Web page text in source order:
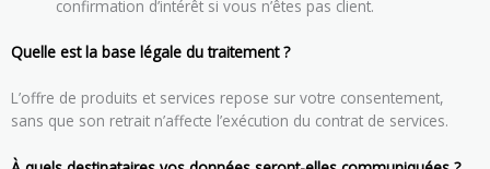
confirmation d’intérêt si vous n’êtes pas client.
Quelle est la base légale du traitement ?
L’offre de produits et services repose sur votre consentement,
sans que son retrait n’affecte l’exécution du contrat de services.